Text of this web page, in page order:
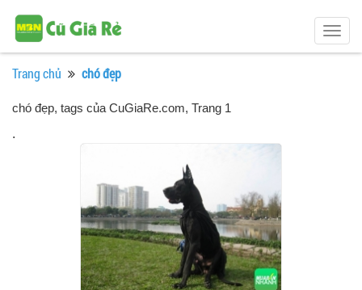
Trang chủ chó đẹp
chó đẹp, tags của CuGiaRe.com, Trang 1
.